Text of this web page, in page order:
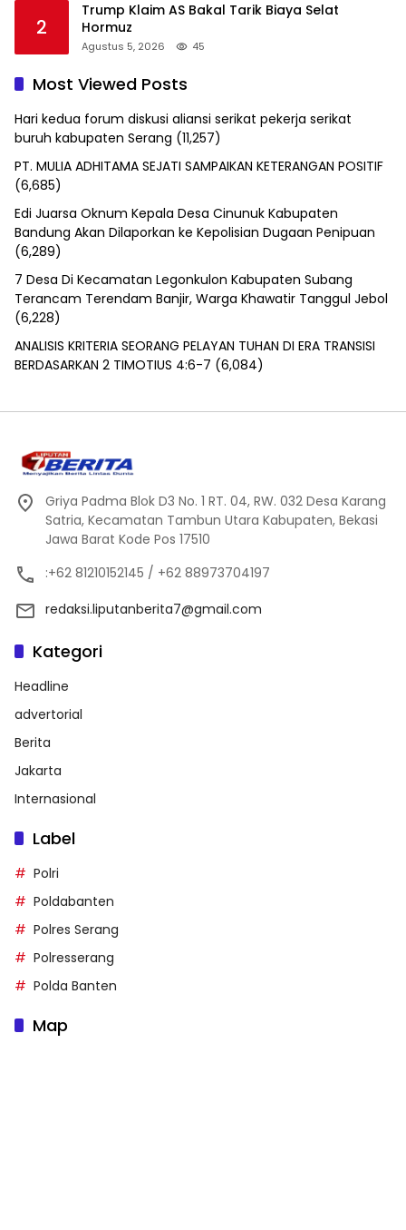
2
Trump Klaim AS Bakal Tarik Biaya Selat
Hormuz
Agustus 5, 2026 45
Most Viewed Posts
Hari kedua forum diskusi aliansi serikat pekerja serikat
buruh kabupaten Serang (11,257)
PT. MULIA ADHITAMA SEJATI SAMPAIKAN KETERANGAN POSITIF
(6,685)
Edi Juarsa Oknum Kepala Desa Cinunuk Kabupaten
Bandung Akan Dilaporkan ke Kepolisian Dugaan Penipuan
(6,289)
7 Desa Di Kecamatan Legonkulon Kabupaten Subang
Terancam Terendam Banjir, Warga Khawatir Tanggul Jebol
(6,228)
ANALISIS KRITERIA SEORANG PELAYAN TUHAN DI ERA TRANSISI
BERDASARKAN 2 TIMOTIUS 4:6-7 (6,084)
Griya Padma Blok D3 No. 1 RT. 04, RW. 032 Desa Karang
Satria, Kecamatan Tambun Utara Kabupaten, Bekasi
Jawa Barat Kode Pos 17510
:+62 81210152145 / +62 88973704197
redaksi.liputanberita7@gmail.com
Kategori
Headline
advertorial
Berita
Jakarta
Internasional
Label
Polri
Poldabanten
Polres Serang
Polresserang
Polda Banten
Map